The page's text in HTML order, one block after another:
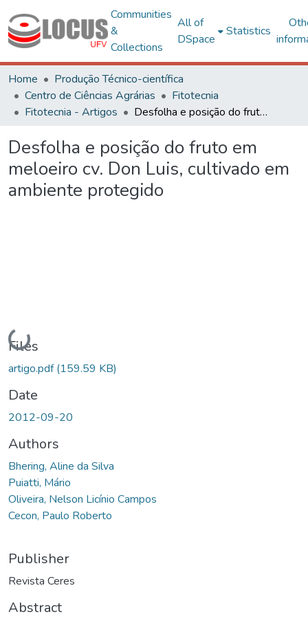
Communities
&
Collections
All of
DSpace
Statistics
Home
Produção Técnico-científica
Centro de Ciências Agrárias
Fitotecnia
Fitotecnia - Artigos
Desfolha e posição do fruto em meloeiro cv. Don Luis, cultivado em ambiente protegido
Desfolha e posição do fruto em
meloeiro cv. Don Luis, cultivado em
ambiente protegido
Loading...
Files
artigo.pdf(159.59 KB)
Date
2012-09-20
Authors
Bhering, Aline da Silva
Puiatti, Mário
Oliveira, Nelson Licínio Campos
Cecon, Paulo Roberto
Publisher
Revista Ceres
Abstract